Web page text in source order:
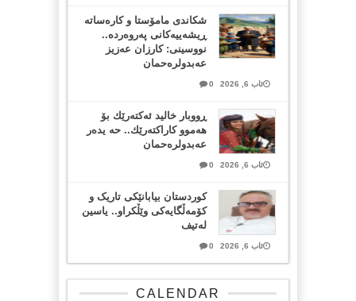
شکاندی مامۆستا و کارەساتە
ڕیشەییەکانی پەروەردە..
نووسینی: کارزان عەزیز
عەبدولرەحمان
ئاب 6, 2026 0
ڕووبار خالید ئەكتەرێك بۆ
هەموو كاراكتەرێك.. حه یدەر
عەبدولرەحمان
ئاب 6, 2026 0
کوردستان بیابانێکی تاریک و
کۆمەڵگایەکی وێڵکراو.. یاسین
لەتیف
ئاب 6, 2026 0
CALENDAR